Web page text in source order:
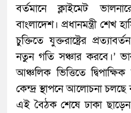
বর্তমানে ক্লাইমেট
বাংলাদেশ। প্রধানমন্ত্রী শেখ
চুক্তিতে যুক্তরাষ্ট্রের
নতুন গতি সঞ্চার করবে।’
আঞ্চলিক ভিত্তিতে
কেন্দ্র স্থাপনে আলোচনা চলছে
এই বৈঠক শেষে ঢাকা